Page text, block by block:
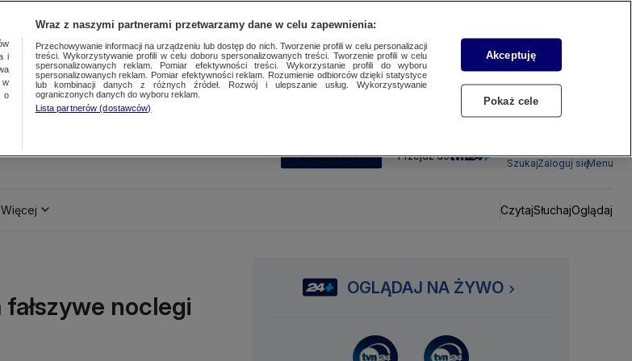
SUBSKRYBUJ Przejdź do
SzukajZaloguj sięMenu
Więcej CzytajSłuchajOglądaj
noclegi
OGLĄDAJ NA ŻYWO
i
w
o
Wraz z naszymi partnerami przetwarzamy dane w celu zapewnienia:
Przechowywanie informacji na urządzeniu lub dostęp do nich. Tworzenie profili w celu personalizacji
treści. Wykorzystywanie profili w celu doboru spersonalizowanych treści. Tworzenie profili w celu
spersonalizowanych reklam. Pomiar efektywności treści. Wykorzystanie profili do wyboru
spersonalizowanych reklam. Pomiar efektywności reklam. Rozumienie odbiorców dzięki statystyce
lub kombinacji danych z różnych źródeł. Rozwój i ulepszanie usług. Wykorzystywanie
ograniczonych danych do wyboru reklam.
Lista partnerów (dostawców)
Akceptuję
Pokaż cele